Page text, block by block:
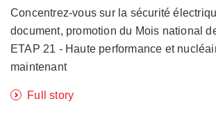
Concentrez-vous sur la sécurité
document, promotion du Mois national
ETAP 21 - Haute performance et
maintenant
Full story